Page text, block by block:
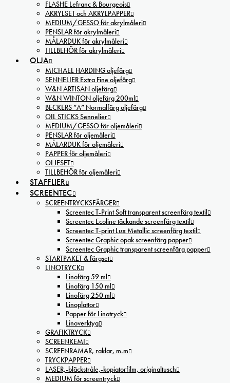
FLASHE Lefranc & Bourgeois
AKRYLSET och AKRYLPAPPER
MEDIUM/GESSO för akrylmåleri
PENSLAR för akrylmåleri
MÅLARDUK för akrylmåleri
TILLBEHÖR för akrylmåleri
OLJA
MICHAEL HARDING oljefärg
SENNELIER Extra Fine oljefärg
W&N ARTISAN oljefärg
W&N WINTON oljefärg 200ml
BECKERS ”A” Normalfärg oljefärg
OIL STICKS Sennelier
MEDIUM/GESSO för oljemåleri
PENSLAR för oljemåleri
MÅLARDUK för oljemåleri
PAPPER för oljemåleri
OLJESET
TILLBEHÖR för oljemåleri
STAFFLIER
SCREENTEC
SCREENTRYCKSFÄRGER
Screentec T-Print Soft transparent screenfärg textil
Screentec Ecoline täckande screenfärg textil
Screentec T-print Lux Metallic screenfärg textil
Screentec Graphic opak screenfärg papper
Screentec Graphic transparent screenfärg papper
STARTPAKET & färgset
LINOTRYCK
Linofärg 59 ml
Linofärg 150 ml
Linofärg 250 ml
Linoplattor
Papper för Linotryck
Linoverktyg
GRAFIKTRYCK
SCREENKEMI
SCREENRAMAR, raklar, m.m
TRYCKPAPPER
LASER,-bläckstråle,-kopiatorfilm, oríginaltusch
MEDIUM för screentryck